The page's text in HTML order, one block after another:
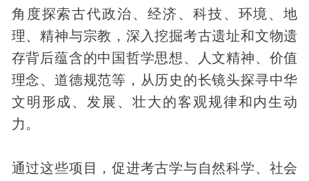
角度探索古代政治、经济、 科技 、环境、地
理、精神与宗教，深入挖掘考古遗址和文物遗
存背后蕴含的中国哲学思想、
人文精神、价值
理念、道德规范等，从历史的长镜头探寻中华
文明形成、发展、壮大的客观规律和内生动
力。
通过这些项目，促进考古学与自然科学、社会